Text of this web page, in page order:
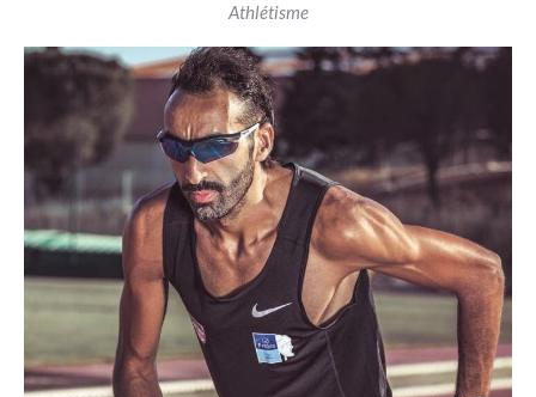
Athlétisme
CHAMPION DE FRANCE NATIONAL SUR 3000M
STEEPLE
2007 – 3e des championnats de France élite sur 3000m
steeple
(Présélectionné jeux de Pékin et londres)
2008 – vice champion de France de Cross à Laval
2008 – record perso sur 10km route à la Prom Classic
29’33’’
2009 – champion de France national sur 3000m steeple
2011 – participation à deux Diamond League sur